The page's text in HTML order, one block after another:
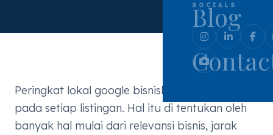
Blog
SOCIALS
Peringkat lokal google bisnisku berbeda-beda
pada setiap listingan. Hal itu di tentukan oleh
banyak hal mulai dari relevansi bisnis, jarak